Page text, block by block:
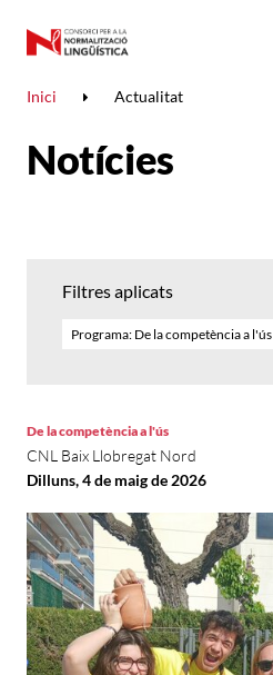
Inici Actualitat
Notícies
Filtres aplicats
Programa: De la competència a l'ús
De la competència a l'ús
CNL Baix Llobregat Nord
Dilluns, 4 de maig de 2026